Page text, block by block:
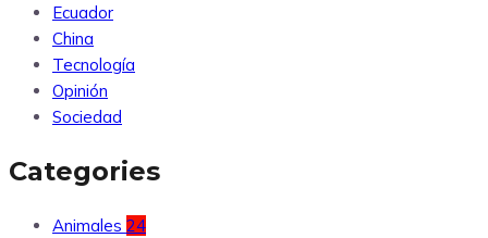
Ecuador
China
Tecnología
Opinión
Sociedad
Categories
Animales 24